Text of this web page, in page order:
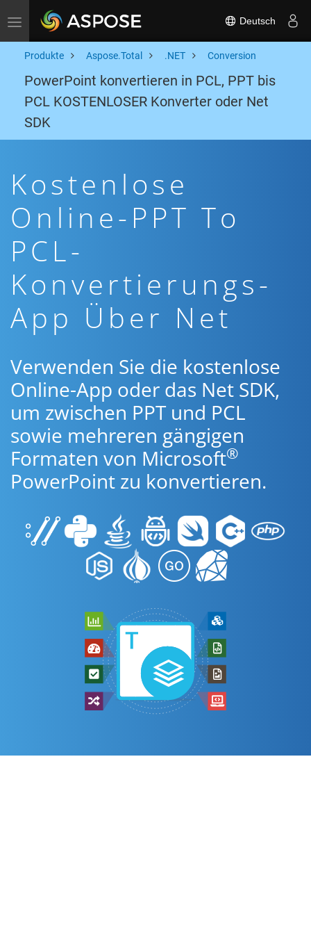
Toggle navigation Deutsch
Produkte Aspose.Total .NET Conversion
PowerPoint konvertieren in PCL, PPT bis
PCL KOSTENLOSER Konverter oder Net
SDK
Kostenlose
Online-PPT To
PCL-
Konvertierungs-
App Über Net
Verwenden Sie die kostenlose
Online-App oder das Net SDK,
um zwischen PPT und PCL
sowie mehreren gängigen
Formaten von Microsoft®
PowerPoint zu konvertieren.